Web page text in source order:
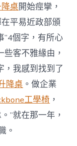
桌開始痙攣，
平易近政部頒
”4個字，有所心
客不雅緣由，
，我感到找到了
降桌 。做企業
工學椅 ，
”就在那一年，
。